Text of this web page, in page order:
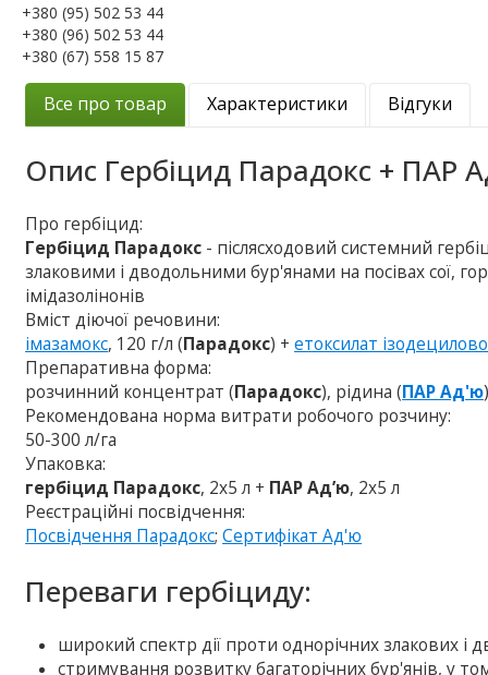
+380 (95) 502 53 44
+380 (96) 502 53 44
+380 (67) 558 15 87
Все про товар Характеристики Відгуки
Опис Гербіцид Парадокс + ПАР
Про гербіцид:
Гербіцид Парадокс - післясходовий системний
злаковими і дводольними бур'янами на посівах сої,
імідазолінонів
Вміст діючої речовини:
імазамокс, 120 г/л (Парадокс) +етоксилат
Препаративна форма:
розчинний концентрат (Парадокс), рідина (ПАР Ад'ю
Рекомендована норма витрати робочого розчину:
50-300 л/га
Упаковка:
гербіцид Парадокс, 2х5 л + ПАРАд’ю, 2х5 л
Реєстраційні посвідчення:
Посвідчення Парадокс;Сертифікат Ад'ю
Переваги гербіциду:
широкий спектр дії проти однорічних злакових і
стримування розвитку багаторічних бур'янів, у